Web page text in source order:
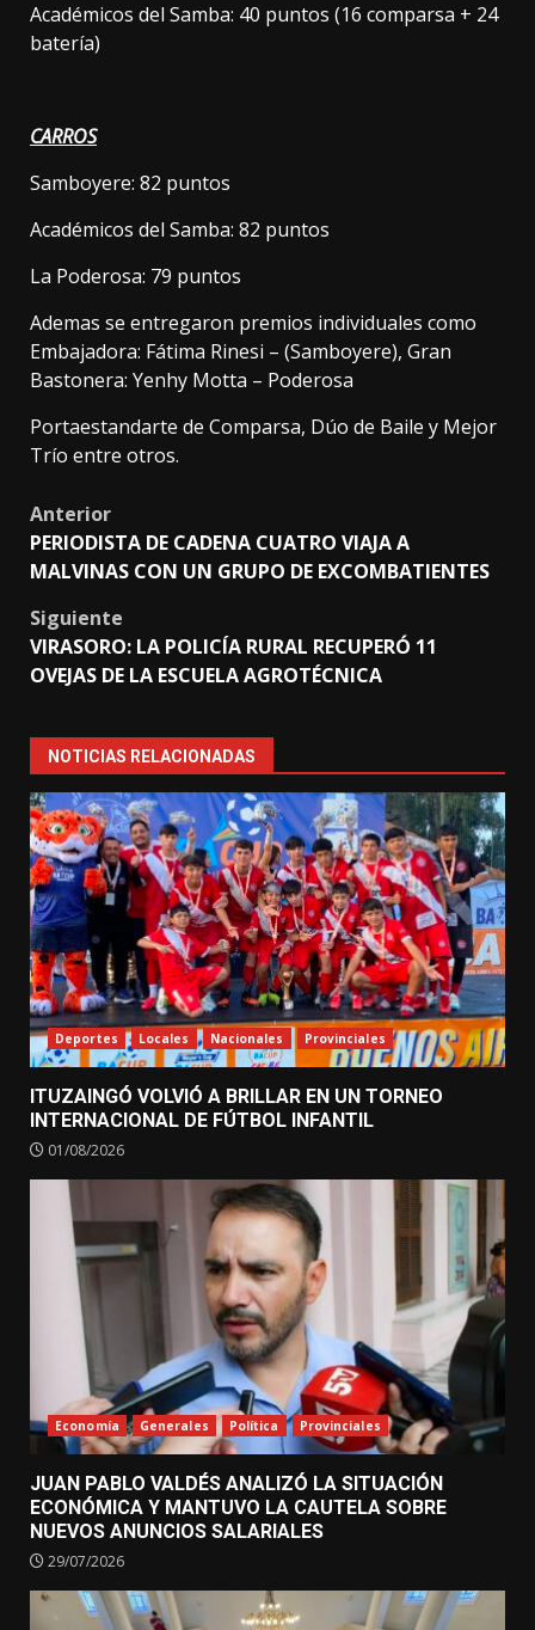
Académicos del Samba: 40 puntos (16 comparsa + 24
batería)
CARROS
Samboyere: 82 puntos
Académicos del Samba: 82 puntos
La Poderosa: 79 puntos
Ademas se entregaron premios individuales como
Embajadora: Fátima Rinesi – (Samboyere), Gran
Bastonera: Yenhy Motta – Poderosa
Portaestandarte de Comparsa, Dúo de Baile y Mejor
Trío entre otros.
Post
navigation
Anterior
PERIODISTA DE CADENA CUATRO VIAJA A
MALVINAS CON UN GRUPO DE EXCOMBATIENTES
Siguiente
VIRASORO: LA POLICÍA RURAL RECUPERÓ 11
OVEJAS DE LA ESCUELA AGROTÉCNICA
NOTICIAS RELACIONADAS
Deportes Locales Nacionales Provinciales
ITUZAINGÓ VOLVIÓ A BRILLAR EN UN TORNEO
INTERNACIONAL DE FÚTBOL INFANTIL
01/08/2026
Economía Generales Política Provinciales
JUAN PABLO VALDÉS ANALIZÓ LA SITUACIÓN
ECONÓMICA Y MANTUVO LA CAUTELA SOBRE
NUEVOS ANUNCIOS SALARIALES
29/07/2026